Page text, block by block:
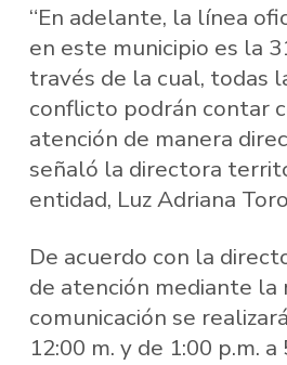
“En adelante, la línea
en este municipio es la
través de la cual, todas
conflicto podrán contar
atención de manera
señaló la directora
entidad, Luz Adriana
De acuerdo con la
de atención mediante la
comunicación se
12:00 m. y de 1:00 p.m. a